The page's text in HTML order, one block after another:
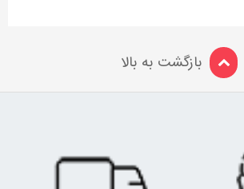
بازگشت به بالا